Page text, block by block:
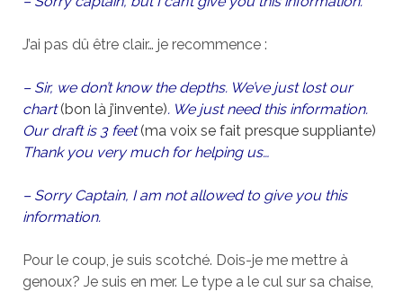
J’ai pas dû être clair… je recommence :
– Sir, we don’t know the depths. We’ve just lost our
chart (bon là j’invente). We just need this information.
Our draft is 3 feet (ma voix se fait presque suppliante)
Thank you very much for helping us…
– Sorry Captain, I am not allowed to give you this
information.
Pour le coup, je suis scotché. Dois-je me mettre à
genoux? Je suis en mer. Le type a le cul sur sa chaise,